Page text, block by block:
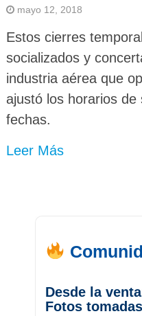
mayo 12, 2018
Estos cierres
socializados y
industria aérea que
ajustó los horarios
fechas.
Leer Más
Desde la
Fotos